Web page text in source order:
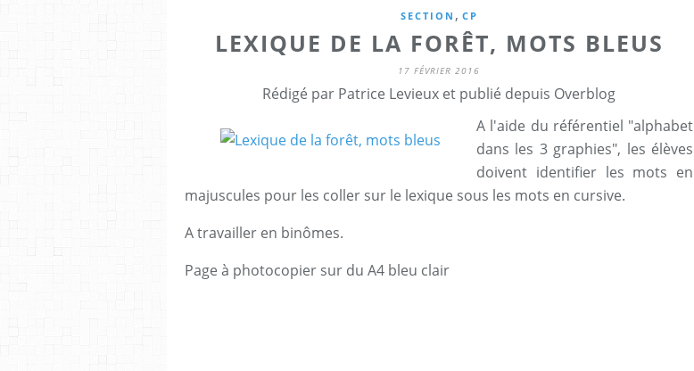
SECTION , CP
LEXIQUE DE LA FORÊT, MOTS BLEUS
17 FÉVRIER 2016
Rédigé par Patrice Levieux et publié depuis Overblog
A l'aide du référentiel "alphabet
dans les 3 graphies", les élèves
doivent identifier les mots en
majuscules pour les coller sur le lexique sous les mots en cursive.
A travailler en binômes.
Page à photocopier sur du A4 bleu clair